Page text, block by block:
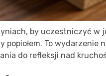
by uczestniczyć w
To wydarzenie
do refleksji nad